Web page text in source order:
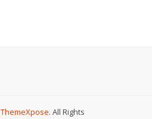
ThemeXpose. All Rights